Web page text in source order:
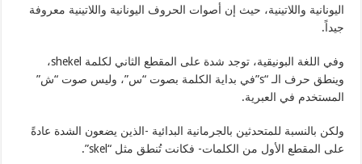
اليونانية واللاتينية، حيث إن أصوات الحروف اليونانية واللاتينية معروفة
جيداً.
وفي اللغة البونيقية، توجد شدة على المقطع الثاني لكلمة shekel،
وينطق حرف الـ “s”في بداية الكلمة بصوت “س”، وليس صوت “ش”
المستخدم في العبرية.
ولكن بالنسبة للمتحدثين بالجرمانية البدائية -الذين يضعون الشدة عادةً
على المقطع الأول من الكلمات- فكانت تُنطق مثل “skel”.